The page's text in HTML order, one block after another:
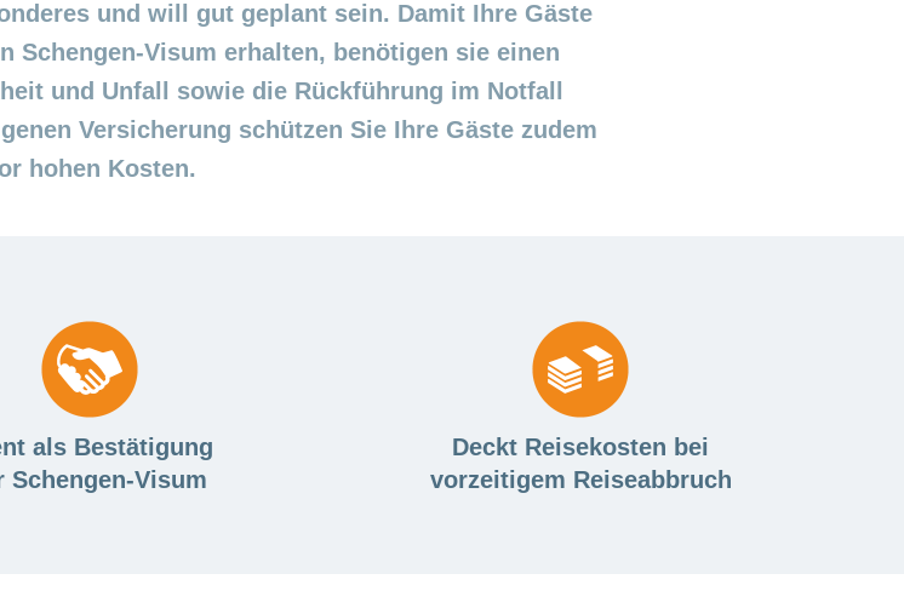
und will gut geplant sein. Damit Ihre Gäste
Schengen-Visum erhalten, benötigen sie einen
und Unfall sowie die Rückführung im Notfall
Versicherung schützen Sie Ihre Gäste zudem
hohen Kosten.
als Bestätigung
Schengen-Visum
Deckt Reisekosten bei
vorzeitigem Reiseabbruch